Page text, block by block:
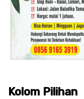
Kolom Pilihan